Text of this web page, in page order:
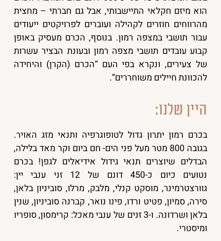
הוא מיזם חקלאי התיישבותי, אבל גם חברתי – מחצית
מהרווחים חוזרים לקהילה ועוברים לפרויקטים ייעודים
עבור תושבי במצפה רמון. בנוסף, הכרם מעסיק באופן
קבוע עובדים תושבי מצפה רמון ובעונת הבציר עשרות
של צעירים, ונקרא בפי העם “הכרם (הקרן) והיחידה
להכוונת חיילים משוחררים”.
היין שלנו:
בכרם רמון יתרון גדול לטופוגרפיה ותנאי מזג האויר.
בגובה 800 מטר מעל פני הים- חם ביום וקר מאד בלילה,
הבדלים שיוצרים תנאי גידול אידיאלים לגפן! בכרם
נטועים כיום כ-450 דונם של 12 זני ענבי יין:
גוורצטרמינר, מוסקט קנלי, מלבק, מרלו, סוביניון בלאן,
סירה, סמיון, פטיט ורדו, פינו נואר, קברנה סוביניון, שנין
בלאן ושרדונה. ו-3 זנים של ענבי מאכל: קרימסון, סופריו
ומיסטרי.